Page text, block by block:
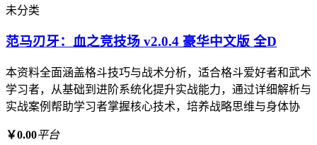
未分类
范马刃牙：血之竞技场 v2.0.4 豪华中文版 全D
本资料全面涵盖格斗技巧与战术分析，适合格斗爱好者和武术
学习者，从基础到进阶系统化提升实战能力，通过详细解析与
实战案例帮助学习者掌握核心技术，培养战略思维与身体协
￥0.00平台